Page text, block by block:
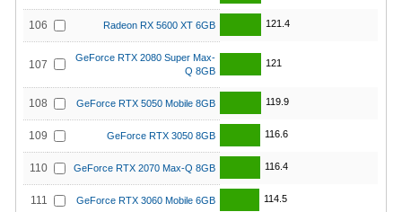
106 Radeon RX 5600 XT 6GB 121.4
107
GeForce RTX 2080 Super Max-
Q 8GB
121
108 GeForce RTX 5050 Mobile 8GB 119.9
109 GeForce RTX 3050 8GB 116.6
110 GeForce RTX 2070 Max-Q 8GB 116.4
111 GeForce RTX 3060 Mobile 6GB 114.5